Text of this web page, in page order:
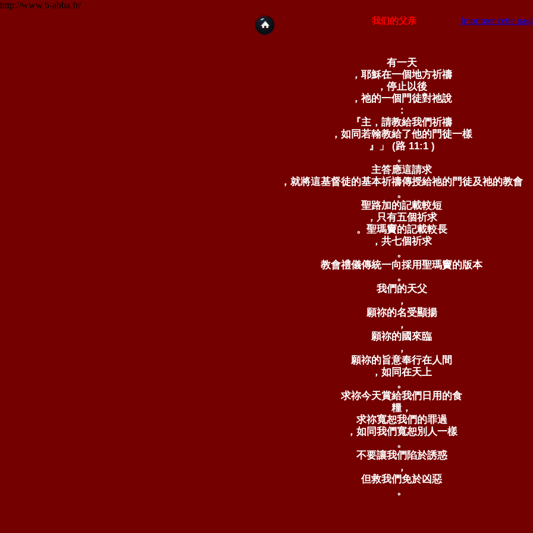
http://www.b-abba.fr/
有一天
，耶穌在一個地方祈禱
，停止以後
，祂的一個門徒對祂說
：
『主，請教給我們祈禱
，如同若翰教給了他的門徒一樣
』」 (路 11:1 )
。
主答應這請求
，就將這基督徒的基本祈禱傳授給祂的門徒及祂的教會
。
聖路加的記載較短
，只有五個祈求
。聖瑪竇的記載較長
，共七個祈求
。
教會禮儀傳統一向採用聖瑪竇的版本
。
我們的天父
，
願祢的名受顯揚
，
願祢的國來臨
，
願祢的旨意奉行在人間
，如同在天上
。
求祢今天賞給我們日用的食
糧，
求祢寬恕我們的罪過
，如同我們寬恕別人一樣
。
不要讓我們陷於誘惑
，
但救我們免於凶惡
。
Imprimer cette
我们的父亲